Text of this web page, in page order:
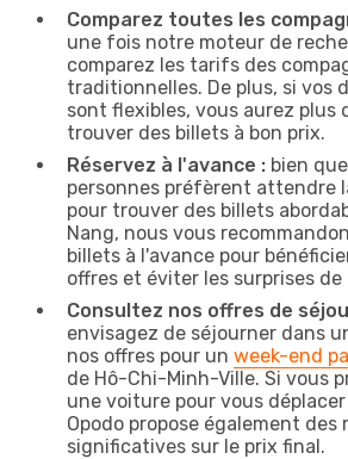
Comparez toutes les
une fois notre moteur de
comparez les tarifs des
traditionnelles. De plus, si vos
sont flexibles, vous aurez plus
trouver des billets à bon prix.
Réservez à l'avance : bien
personnes préfèrent attendre
pour trouver des billets
Nang, nous vous
billets à l'avance pour
offres et éviter les surprises
Consultez nos offres de
envisagez de séjourner dans
nos offres pour un week-end
de Hô-Chi-Minh-Ville. Si vous
une voiture pour vous déplacer
Opodo propose également des
significatives sur le prix final.